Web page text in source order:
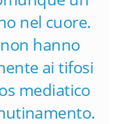
nel cuore.
hanno
ai tifosi
mediatico